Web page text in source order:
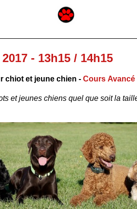
- 13h15 / 14h15
chiot et jeune chien - Cours Avancé
et jeunes chiens quel que soit la